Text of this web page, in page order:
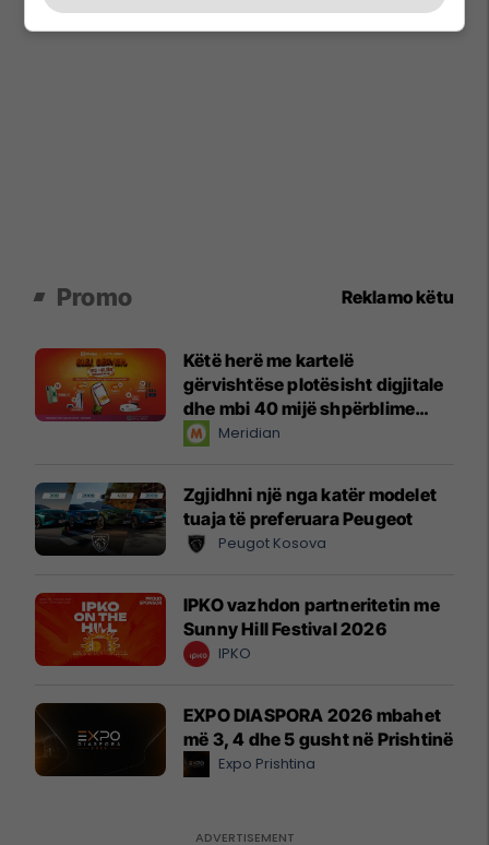
Promo Reklamo këtu
Këtë herë me kartelë
gërvishtëse plotësisht digjitale
dhe mbi 40 mijë shpërblime
instant!Meridian
Zgjidhni një nga katër modelet
tuaja të preferuara Peugeot
Peugot Kosova
IPKO vazhdon partneritetin me
Sunny Hill Festival 2026
IPKO
EXPO DIASPORA 2026 mbahet
më 3, 4 dhe 5 gusht në Prishtinë
Expo Prishtina